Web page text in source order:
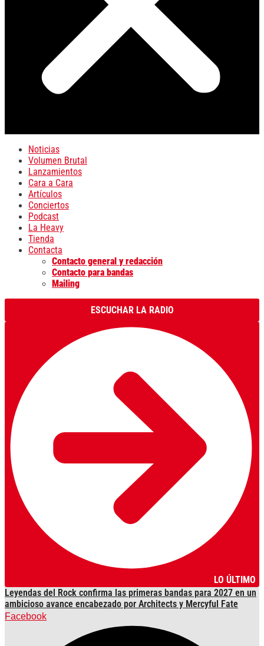
Noticias
Volumen Brutal
Lanzamientos
Cara a Cara
Artículos
Conciertos
Podcast
La Heavy
Tienda
Contacta
Contacto general y redacción
Contacto para bandas
Mailing
ESCUCHAR LA RADIO
LO ÚLTIMO
Leyendas del Rock confirma las primeras bandas para 2027 en un
ambicioso avance encabezado por Architects y Mercyful Fate
Facebook